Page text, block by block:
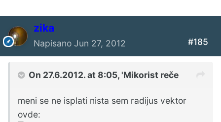
zika
Napisano Jun 27, 2012 #185
On 27.6.2012. at 8:05, 'Mikorist reče
meni se ne isplati nista sem radijus vektor
ovde: